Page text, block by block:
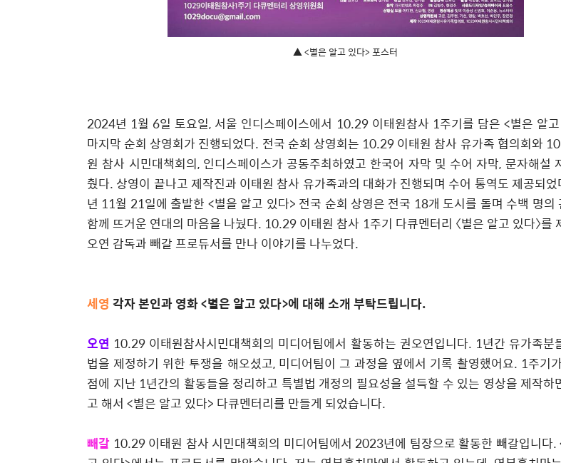
▲ <별은 알고 있다> 포스터
2024년 1월 6일 토요일, 서울 인디스페이스에서 10.29 이태원참사 1주기를 담은 <별은 알
마지막 순회 상영회가 진행되었다. 전국 순회 상영회는 10.29이태원 참사 유가족 협의회와
원 참사 시민대책회의, 인디스페이스가 공동주최하였고 한국어 자막 및 수어 자막, 문자해설
췄다. 상영이 끝나고 제작진과 이태원 참사 유가족과의 대화가 진행되며 수어 통역도 제공되었
년 11월 21일에 출발한 <별을 알고 있다> 전국 순회 상영은 전국 18개 도시를 돌며 수백 명의
함께 뜨거운 연대의 마음을 나눴다. 10.29이태원 참사 1주기 다큐멘터리 〈별은 알고 있다〉를
오연 감독과 빼갈 프로듀서를 만나 이야기를 나누었다.
세영 각자 본인과 영화<별은 알고 있다>에 대해 소개 부탁드립니다.
오연 10.29 이태원참사시민대책회의 미디어팀에서 활동하는 권오연입니다. 1년간 유가족분
법을 제정하기 위한 투쟁을 해오셨고, 미디어팀이 그 과정을 옆에서 기록 촬영했어요. 1주기
점에 지난 1년간의 활동들을 정리하고 특별법 개정의 필요성을 설득할 수 있는 영상을 제작하
고 해서 <별은 알고 있다> 다큐멘터리를 만들게 되었습니다.
빼갈 10.29이태원 참사 시민대책회의 미디어팀에서 2023년에 팀장으로 활동한 빼갈입니다.